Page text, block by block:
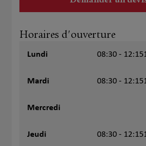
Horaires d'ouverture
Lundi 08:30 - 12:15
Mardi 08:30 - 12:15
Mercredi
Jeudi 08:30 - 12:15